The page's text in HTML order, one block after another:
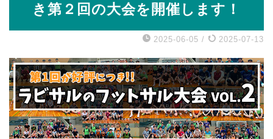
き第２回の大会を開催します！
2025-06-05 / 2025-07-13